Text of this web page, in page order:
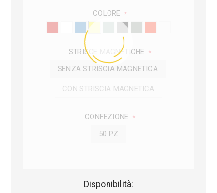
COLORE *
STRISCE MAGNETICHE *
SENZA STRISCIA MAGNETICA
CON STRISCIA MAGNETICA
CONFEZIONE *
50 PZ
Disponibilità: